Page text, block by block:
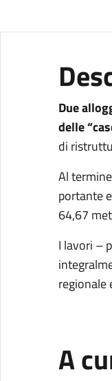
Due
delle
di
Al
portante
64,67
I lavori –
regionale
A